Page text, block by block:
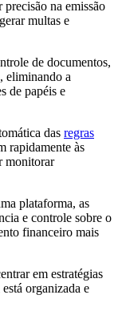
precisão na emissão
multas e
de documentos,
eliminando a
de papéis e
das regras
rapidamente às
monitorar
plataforma, as
e controle sobre o
financeiro mais
em estratégias
organizada e